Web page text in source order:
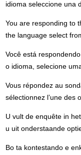
idioma seleccione una
You are responding to
the language select
Você está
o idioma, selecione
Vous répondez au
sélectionnez l’une des
U vult de enquête in
u uit onderstaande
Bo ta kontestando e